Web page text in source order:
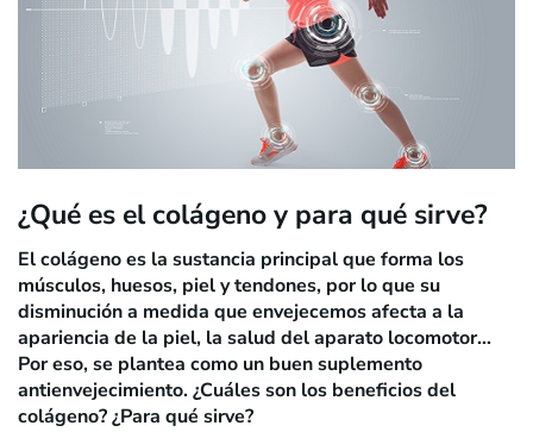
CONSULTA
CONOCE
ACTIAGE
RECURSOS
¿Qué es el colágeno y para qué sirve?
El colágeno es la sustancia principal que forma los
músculos, huesos, piel y tendones, por lo que su
disminución a medida que envejecemos afecta a la
apariencia de la piel, la salud del aparato locomotor…
Por eso, se plantea como un buen suplemento
antienvejecimiento. ¿Cuáles son los beneficios del
colágeno? ¿Para qué sirve?